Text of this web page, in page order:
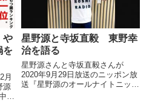
や
を
月
源
で
星野源と寺坂直毅 東野幸
治を語る
星野源さんと寺坂直毅さんが
2020年9月29日放送のニッポン放
送『星野源のオールナイトニッポ